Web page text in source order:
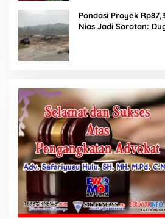
Pondasi Proyek
Nias Jadi Sorotan: